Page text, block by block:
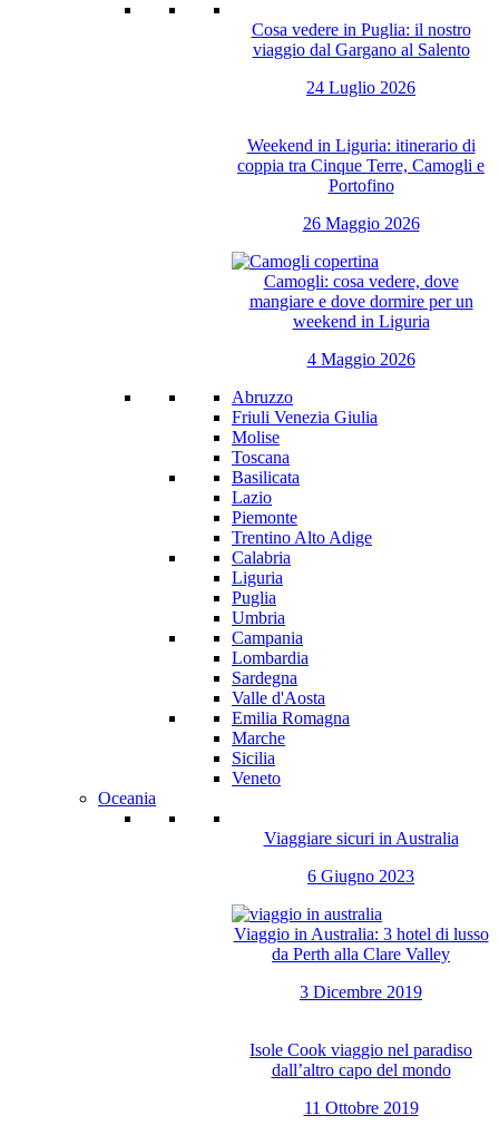
Cosa vedere in Puglia: il nostro
viaggio dal Gargano al Salento
24 Luglio 2026
Weekend in Liguria: itinerario di
coppia tra Cinque Terre, Camogli e
Portofino
26 Maggio 2026
Camogli: cosa vedere, dove
mangiare e dove dormire per un
weekend in Liguria
4 Maggio 2026
Abruzzo
Friuli Venezia Giulia
Molise
Toscana
Basilicata
Lazio
Piemonte
Trentino Alto Adige
Calabria
Liguria
Puglia
Umbria
Campania
Lombardia
Sardegna
Valle d'Aosta
Emilia Romagna
Marche
Sicilia
Veneto
Oceania
Viaggiare sicuri in Australia
6 Giugno 2023
Viaggio in Australia: 3 hotel di lusso
da Perth alla Clare Valley
3 Dicembre 2019
Isole Cook viaggio nel paradiso
dall’altro capo del mondo
11 Ottobre 2019